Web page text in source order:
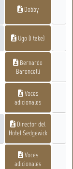
Dobby
Ugo (1 take)
Bernardo
Baroncelli
Voces
adicionales
Director del
Hotel Sedgewick
Voces
adicionales